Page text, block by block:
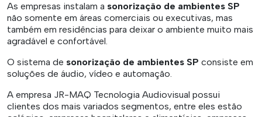
As empresas instalam a sonorização de ambientes SP
não somente em áreas comerciais ou executivas, mas
também em residências para deixar o ambiente muito mais
agradável e confortável.
O sistema de sonorização de ambientes SP consiste em
soluções de áudio, vídeo e automação.
A empresa JR-MAQ Tecnologia Audiovisual possui
clientes dos mais variados segmentos, entre eles estão